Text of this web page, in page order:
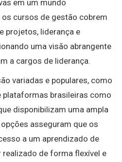
em um mundo
cursos de gestão cobrem
projetos, liderança e
uma visão abrangente
a cargos de liderança.
variadas e populares, como
plataformas brasileiras como
disponibilizam uma ampla
asseguram que os
a um aprendizado de
realizado de forma flexível e